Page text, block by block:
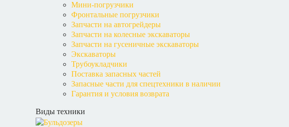
Мини-погрузчики
Фронтальные погрузчики
Запчасти на автогрейдеры
Запчасти на колесные экскаваторы
Запчасти на гусеничные экскаваторы
Экскаваторы
Трубоукладчики
Поставка запасных частей
Запасные части для спецтехники в наличии
Гарантия и условия возврата
Виды техники